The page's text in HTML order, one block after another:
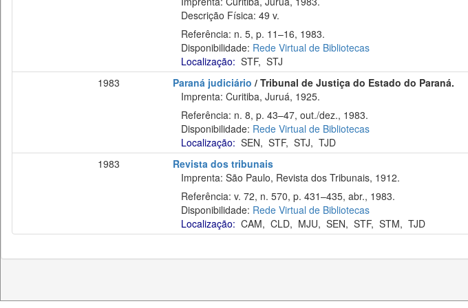
Descrição Física: 49 v.
Referência: n. 5, p. 11–16, 1983.
Disponibilidade: Rede Virtual de Bibliotecas
Localização: STF, STJ
1983
Paraná judiciário / Tribunal de Justiça do Estado do Paraná.
Imprenta: Curitiba, Juruá, 1925.
Referência: n. 8, p. 43–47, out./dez., 1983.
Disponibilidade: Rede Virtual de Bibliotecas
Localização: SEN, STF, STJ, TJD
1983
Revista dos tribunais
Imprenta: São Paulo, Revista dos Tribunais, 1912.
Referência: v. 72, n. 570, p. 431–435, abr., 1983.
Disponibilidade: Rede Virtual de Bibliotecas
Localização: CAM, CLD, MJU, SEN, STF, STM, TJD